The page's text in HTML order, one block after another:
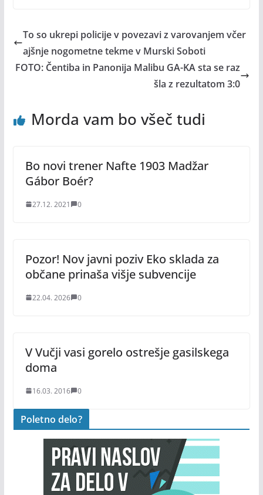
To so ukrepi policije v povezavi z varovanjem včer
ajšnje nogometne tekme v Murski Soboti
FOTO: Čentiba in Panonija Malibu GA-KA sta se raz
šla z rezultatom 3:0
Morda vam bo všeč tudi
Bo novi trener Nafte 1903 Madžar
Gábor Boér?
27.12. 2021 0
Pozor! Nov javni poziv Eko sklada za
občane prinaša višje subvencije
22.04. 2026 0
V Vučji vasi gorelo ostrešje gasilskega
doma
16.03. 2016 0
Poletno delo?